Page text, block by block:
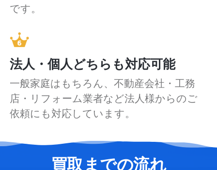
です。
法人・個人どちらも対応可能
一般家庭はもちろん、不動産会社・工務
店・リフォーム業者など法人様からのご
依頼にも対応しています。
買取までの流れ